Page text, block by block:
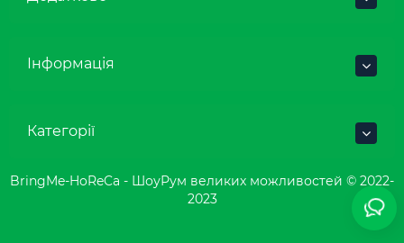
Інформація
Категорії
BringMe-HoReCa - ШоуРум великих можливостей © 2022-
2023